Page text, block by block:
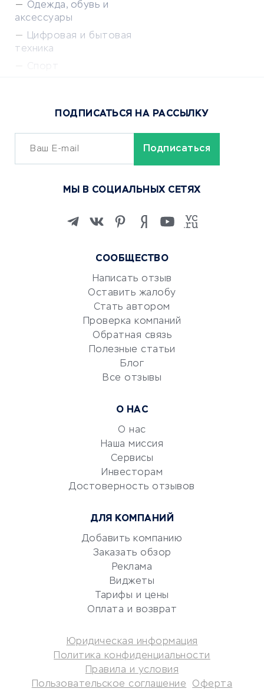
Одежда, обувь и
аксессуары
Цифровая и бытовая
техника
Сервисы доставки
ОБУЧЕНИЕ И РАБОТА
Изучение иностранных
Маркетинг и продажи
Репетиторство
Красота и здоровье
Сервисы по поиску работы
Сетевой маркетинг
УСЛУГИ ДЛЯ БИЗНЕСА
документооборот
Консалтинговые компании
Аудиторские компании
Бухгалтерия онлайн
КРЕДИТЫ И ЗАЙМЫ
Потребительские кредиты
Кредитные карты
СООБЩЕСТВО
Написать отзыв
Оставить жалобу
Стать автором
Проверка компаний
Обратная связь
Полезные статьи
Блог
Все отзывы
О НАС
О нас
Наша миссия
Сервисы
Инвесторам
Достоверность отзывов
ДЛЯ КОМПАНИЙ
Добавить компанию
Заказать обзор
Реклама
Виджеты
Тарифы и цены
Оплата и возврат
ПОДПИСАТЬСЯ НА РАССЫЛКУ
МЫ В СОЦИАЛЬНЫХ СЕТЯХ
Юридическая информация
Политика конфиденциальности
Правила и условия
Пользовательское соглашение
Оферта